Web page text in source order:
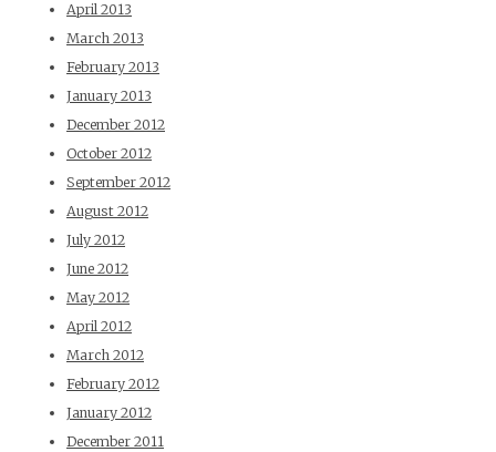
April 2013
March 2013
February 2013
January 2013
December 2012
October 2012
September 2012
August 2012
July 2012
June 2012
May 2012
April 2012
March 2012
February 2012
January 2012
December 2011